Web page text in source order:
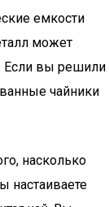
емкости
может
Если вы решили
чайники
насколько
настаиваете